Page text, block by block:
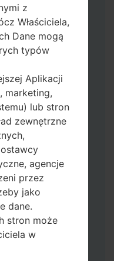
najnowszą
plik
plik (jeśli 1 plik
(jeśli 5 plików
& Operator"
& Region &
3.
z
Właściciela,
Dane mogą
typów
Aplikacji
marketing,
lub stron
zewnętrzne
agencje
przez
jako
dane.
stron może
w